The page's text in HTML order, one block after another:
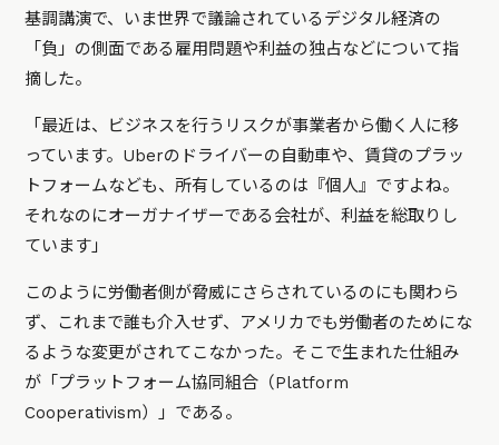
基調講演で、いま世界で議論されているデジタル経済の
「負」の側面である雇用問題や利益の独占などについて指
摘した。
「最近は、ビジネスを行うリスクが事業者から働く人に移
っています。Uberのドライバーの自動車や、賃貸のプラッ
トフォームなども、所有しているのは『個人』ですよね。
それなのにオーガナイザーである会社が、利益を総取りし
ています」
このように労働者側が脅威にさらされているのにも関わら
ず、これまで誰も介入せず、アメリカでも労働者のためにな
るような変更がされてこなかった。そこで生まれた仕組み
が「プラットフォーム協同組合（Platform
Cooperativism）」である。